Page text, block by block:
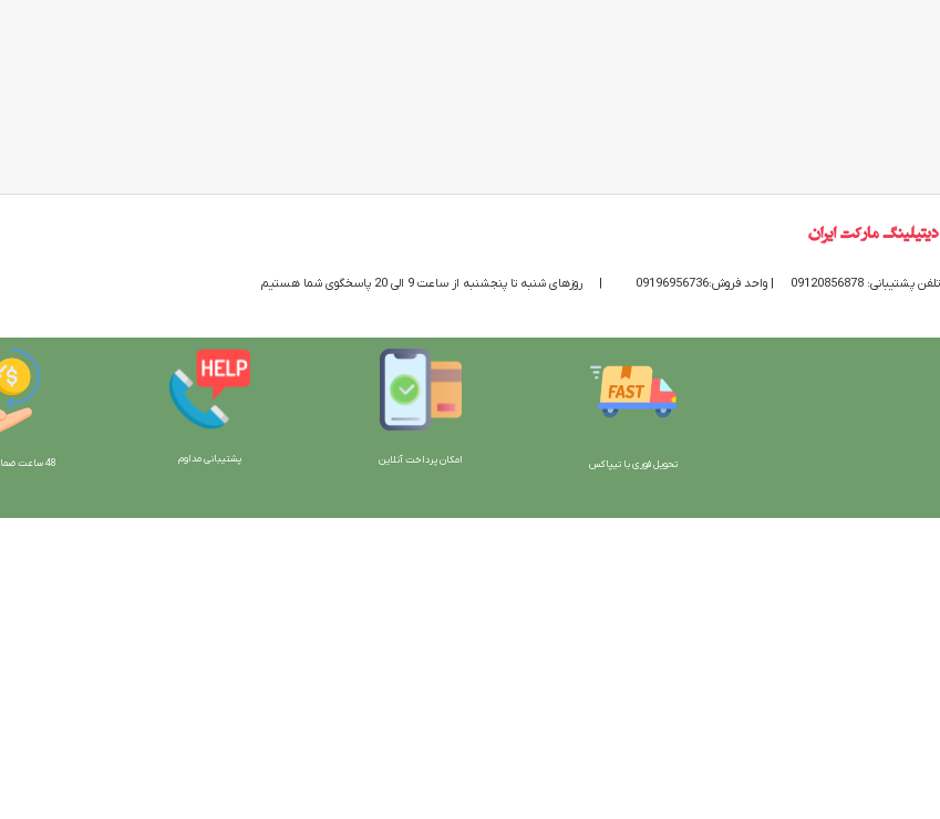
تلفن پشتیبانی: 09120856878 | واحد فروش:09196956736 | روزهای شنبه تا پنجشنبه از ساعت 9 الی 20 پاسخگوی شما هستیم
تحویل فوری با تیپاکس امکان پرداخت آنلاین پشتیبانی مداوم 48 ساعت ضمانت بازگش